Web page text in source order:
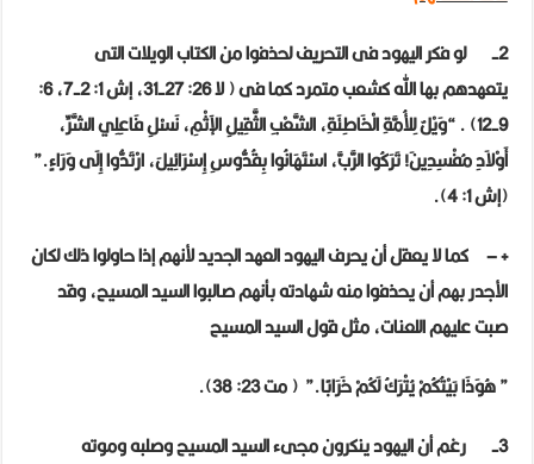
2-
لو فكر اليهود فى التحريف لحذفوا من الكتاب الويلات التى
يتعهدهم بها الله كشعب متمرد كما فى ( لا 26: 27-31، إش 1: 2-7، 6:
9-12)
.“وَيْلٌ لِلأُمَّةِ الْخَاطِئَةِ، الشَّعْبِ الثَّقِيلِ الإِثْمِ، نَسْلِ فَاعِلِي الشَّرِّ،
أَوْلاَدِ مُفْسِدِينَ! تَرَكُوا الرَّبَّ، اسْتَهَانُوا بِقُدُّوسِ إِسْرَائِيلَ، ارْتَدُّوا إِلَى وَرَاءٍ.”
(إش 1: 4).
+
–كما لا يعقل أن يحرف اليهود العهد الجديد لأنهم إذا حاولوا ذلك لكان
الأجدر بهم أن يحذفوا منه شهادته بأنهم صالبوا السيد المسيح، وقد
صبت عليهم اللعنات، مثل قول السيد المسيح
” هُوَذَا بَيْتُكُمْ يُتْرَكُ لَكُمْ خَرَابًا.” ( مت 23: 38).
3-
رغم أن اليهود ينكرون مجىء السيد المسيح وصلبه وموته